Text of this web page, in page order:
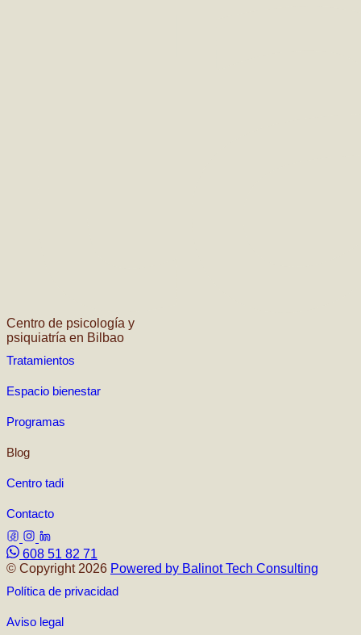
Centro de psicología y
psiquiatría en Bilbao
Tratamientos
Espacio bienestar
Programas
Blog
Centro tadi
Contacto
608 51 82 71
© Copyright 2026 Powered by Balinot Tech Consulting
Política de privacidad
Aviso legal